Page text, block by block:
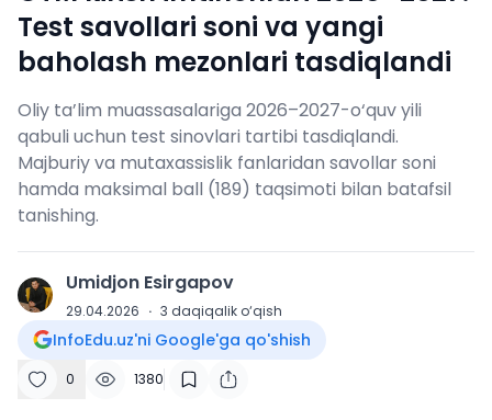
Test savollari soni va yangi
baholash mezonlari tasdiqlandi
Oliy ta’lim muassasalariga 2026–2027-o‘quv yili
qabuli uchun test sinovlari tartibi tasdiqlandi.
Majburiy va mutaxassislik fanlaridan savollar soni
hamda maksimal ball (189) taqsimoti bilan batafsil
tanishing.
U Umidjon Esirgapov
29.04.2026 · 3 daqiqalik o‘qish
InfoEdu.uz'ni Google'ga qo'shish
0 1380